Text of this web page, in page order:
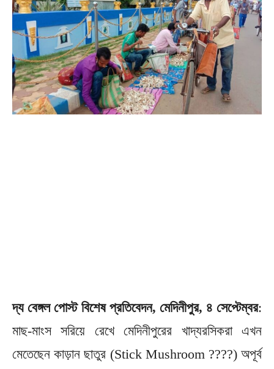
দ্য বেঙ্গল পোস্ট বিশেষ প্রতিবেদন, মেদিনীপুর, ৪ সেপ্টেম্বর:
মাছ-মাংস সরিয়ে রেখে মেদিনীপুরের খাদ্যরসিকরা এখন
মেতেছেন কাড়ান ছাতুর (Stick Mushroom ????) অপূর্ব